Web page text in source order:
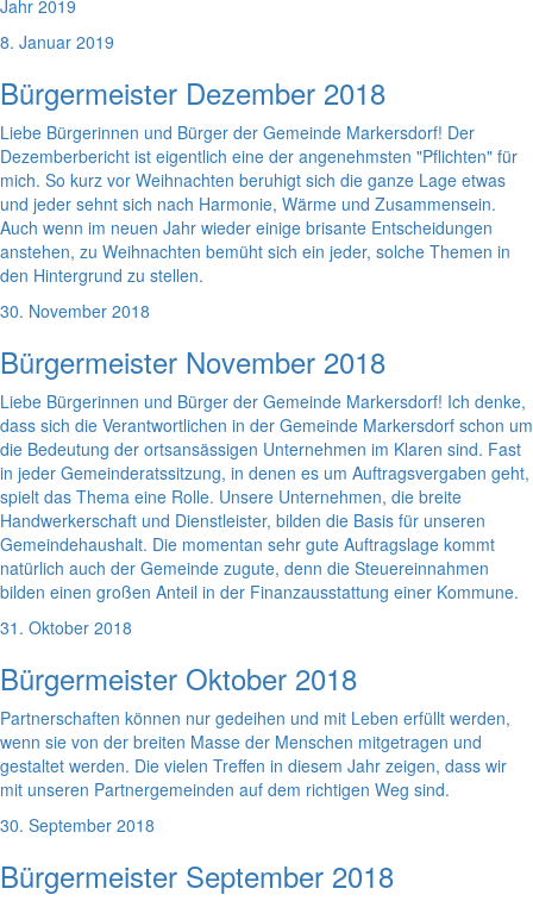
Jahr 2019
8. Januar 2019
Bürgermeister Dezember 2018
Liebe Bürgerinnen und Bürger der Gemeinde Markersdorf! Der
Dezemberbericht ist eigentlich eine der angenehmsten "Pflichten" für
mich. So kurz vor Weihnachten beruhigt sich die ganze Lage etwas
und jeder sehnt sich nach Harmonie, Wärme und Zusammensein.
Auch wenn im neuen Jahr wieder einige brisante Entscheidungen
anstehen, zu Weihnachten bemüht sich ein jeder, solche Themen in
den Hintergrund zu stellen.
30. November 2018
Bürgermeister November 2018
Liebe Bürgerinnen und Bürger der Gemeinde Markersdorf! Ich denke,
dass sich die Verantwortlichen in der Gemeinde Markersdorf schon um
die Bedeutung der ortsansässigen Unternehmen im Klaren sind. Fast
in jeder Gemeinderatssitzung, in denen es um Auftragsvergaben geht,
spielt das Thema eine Rolle. Unsere Unternehmen, die breite
Handwerkerschaft und Dienstleister, bilden die Basis für unseren
Gemeindehaushalt. Die momentan sehr gute Auftragslage kommt
natürlich auch der Gemeinde zugute, denn die Steuereinnahmen
bilden einen großen Anteil in der Finanzausstattung einer Kommune.
31. Oktober 2018
Bürgermeister Oktober 2018
Partnerschaften können nur gedeihen und mit Leben erfüllt werden,
wenn sie von der breiten Masse der Menschen mitgetragen und
gestaltet werden. Die vielen Treffen in diesem Jahr zeigen, dass wir
mit unseren Partnergemeinden auf dem richtigen Weg sind.
30. September 2018
Bürgermeister September 2018